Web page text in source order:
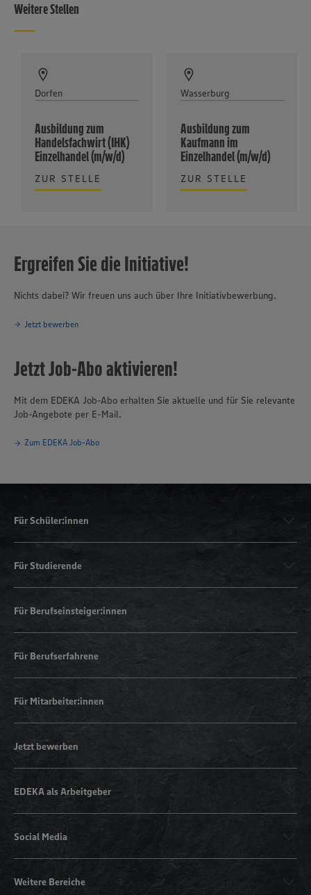
Weitere Stellen
Dorfen
Ausbildung zum
Handelsfachwirt (IHK)
Einzelhandel (m/w/d)
ZUR STELLE
Wasserburg
Ausbildung zum
Kaufmann im
Einzelhandel (m/w/d)
ZUR STELLE
Ergreifen Sie die Initiative!
Nichts dabei? Wir freuen uns auch über Ihre Initiativbewerbung.
Jetzt bewerben
Jetzt Job-Abo aktivieren!
Mit dem EDEKA Job-Abo erhalten Sie aktuelle und für Sie relevante
Job-Angebote per E-Mail.
Zum EDEKA Job-Abo
Für Schüler:innen
Für Studierende
Für Berufseinsteiger:innen
Für Berufserfahrene
Für Mitarbeiter:innen
Jetzt bewerben
EDEKA als Arbeitgeber
Social Media
Weitere Bereiche